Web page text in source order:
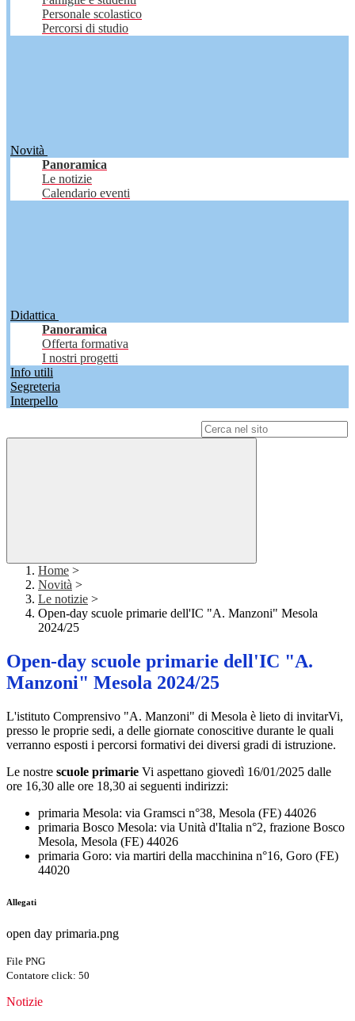
Personale scolastico
Percorsi di studio
Novità
Panoramica
Le notizie
Calendario eventi
Didattica
Panoramica
Offerta formativa
I nostri progetti
Info utili
Segreteria
Interpello
Home >
Novità >
Le notizie >
Open-day scuole primarie dell'IC "A. Manzoni" Mesola
2024/25
Open-day scuole primarie dell'IC "A.
Manzoni" Mesola 2024/25
L'istituto Comprensivo "A. Manzoni" di Mesola è lieto di invitarVi,
presso le proprie sedi, a delle giornate conoscitive durante le quali
verranno esposti i percorsi formativi dei diversi gradi di istruzione.
Le nostre scuole primarie Vi aspettano giovedì 16/01/2025 dalle
ore 16,30 alle ore 18,30 ai seguenti indirizzi:
primaria Mesola: via Gramsci n°38, Mesola (FE) 44026
primaria Bosco Mesola: via Unità d'Italia n°2, frazione Bosco
Mesola, Mesola (FE) 44026
primaria Goro: via martiri della macchinina n°16, Goro (FE)
44020
Allegati
open day primaria.png
File PNG
Contatore click: 50
Notizie